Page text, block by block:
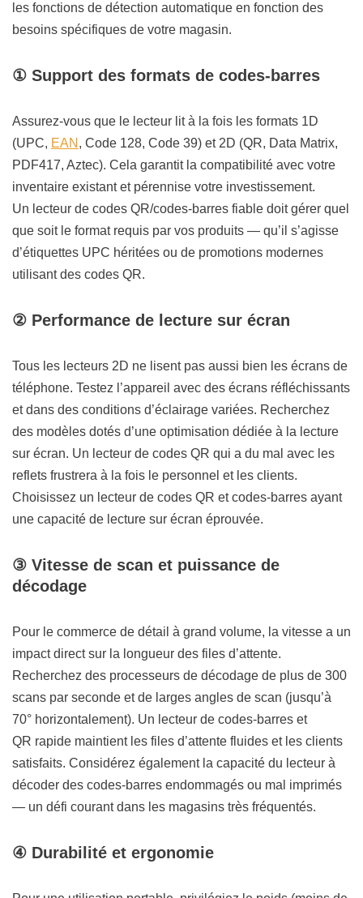
les fonctions de détection automatique en fonction des
besoins spécifiques de votre magasin.
① Support des formats de codes-barres
Assurez-vous que le lecteur lit à la fois les formats 1D
(UPC, EAN , Code 128, Code 39) et 2D (QR, Data Matrix,
PDF417, Aztec). Cela garantit la compatibilité avec votre
inventaire existant et pérennise votre investissement.
Un lecteur de codes QR/codes-barres fiable doit gérer quel
que soit le format requis par vos produits — qu’il s’agisse
d’étiquettes UPC héritées ou de promotions modernes
utilisant des codes QR.
② Performance de lecture sur écran
Tous les lecteurs 2D ne lisent pas aussi bien les écrans de
téléphone. Testez l’appareil avec des écrans réfléchissants
et dans des conditions d’éclairage variées. Recherchez
des modèles dotés d’une optimisation dédiée à la lecture
sur écran. Un lecteur de codes QR qui a du mal avec les
reflets frustrera à la fois le personnel et les clients.
Choisissez un lecteur de codes QR et codes-barres ayant
une capacité de lecture sur écran éprouvée.
③ Vitesse de scan et puissance de
décodage
Pour le commerce de détail à grand volume, la vitesse a un
impact direct sur la longueur des files d’attente.
Recherchez des processeurs de décodage de plus de 300
scans par seconde et de larges angles de scan (jusqu’à
70° horizontalement). Un lecteur de codes-barres et
QR rapide maintient les files d’attente fluides et les clients
satisfaits. Considérez également la capacité du lecteur à
décoder des codes-barres endommagés ou mal imprimés
— un défi courant dans les magasins très fréquentés.
④ Durabilité et ergonomie